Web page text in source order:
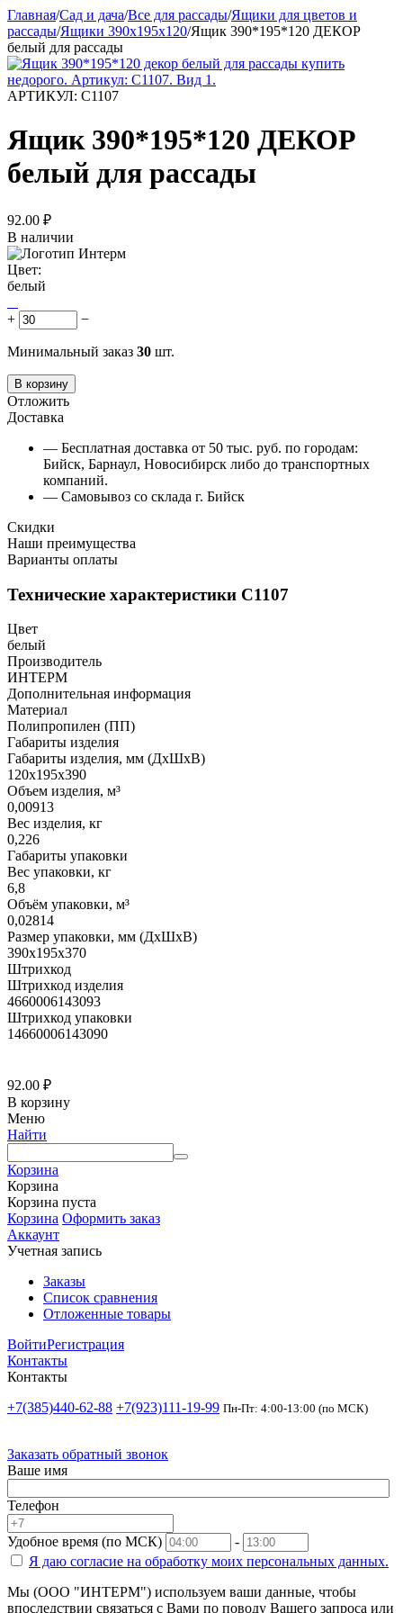
Главная/Сад и дача/Все для рассады/Ящики для цветов и
рассады/Ящики 390х195х120/Ящик 390*195*120 ДЕКОР
белый для рассады
АРТИКУЛ: С1107
Ящик 390*195*120 ДЕКОР
белый для рассады
92.00 ₽
В наличии
Цвет:
белый
+ −
Минимальный заказ 30 шт.
В корзину
Отложить
Доставка
— Бесплатная доставка от 50 тыс. руб. по городам:
Бийск, Барнаул, Новосибирск либо до транспортных
компаний.
— Самовывоз со склада г. Бийск
Скидки
Наши преимущества
Варианты оплаты
Технические характеристики С1107
Цвет
белый
Производитель
ИНТЕРМ
Дополнительная информация
Материал
Полипропилен (ПП)
Габариты изделия
Габариты изделия, мм (ДхШхВ)
120х195х390
Объем изделия, м³
0,00913
Вес изделия, кг
0,226
Габариты упаковки
Вес упаковки, кг
6,8
Объём упаковки, м³
0,02814
Размер упаковки, мм (ДхШхВ)
390х195х370
Штрихкод
Штрихкод изделия
4660006143093
Штрихкод упаковки
14660006143090
92.00 ₽
В корзину
Меню
Найти
Корзина
Корзина
Корзина пуста
Корзина Оформить заказ
Аккаунт
Учетная запись
Заказы
Список сравнения
Отложенные товары
ВойтиРегистрация
Контакты
Контакты
+7(385)440-62-88 +7(923)111-19-99 Пн-Пт: 4:00-13:00 (по МСК)
Заказать обратный звонок
Ваше имя
Телефон
Удобное время (по МСК)
-
Я даю согласие на обработку моих персональных данных.
Мы (ООО "ИНТЕРМ") используем ваши данные, чтобы
впоследствии связаться с Вами по поводу Вашего запроса или